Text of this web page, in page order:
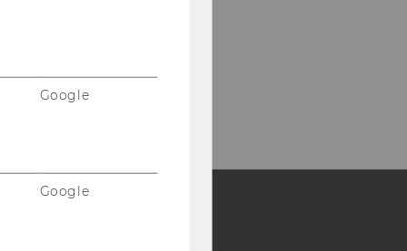
+43 1 31336-4929
entlehnung@wu.ac.at
Google
Google